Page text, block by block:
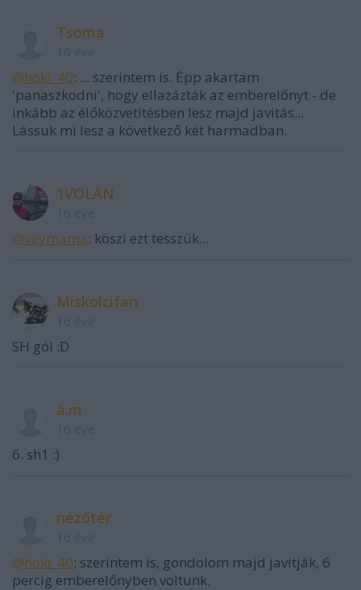
Tsoma
@hoki_40: ... szerintem is. Épp akartam
'panaszkodni', hogy ellazázták az emberelőnyt - de
inkább az élőközvetitésben lesz majd javitás...
Lássuk mi lesz a következő két harmadban.
1VOLÁN
@vaymama: köszi ezt tesszük...
Miskolcifan
SH gól :D
á.m
6. sh1 :)
nézőtér
@hoki_40: szerintem is, gondolom majd javitják, 6
percig emberelőnyben voltunk.